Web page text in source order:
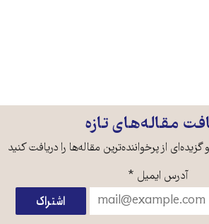
مقاله‌های تازه
از پرخواننده‌ترین مقاله‌ها را دریافت کنید
آدرس ایمیل *